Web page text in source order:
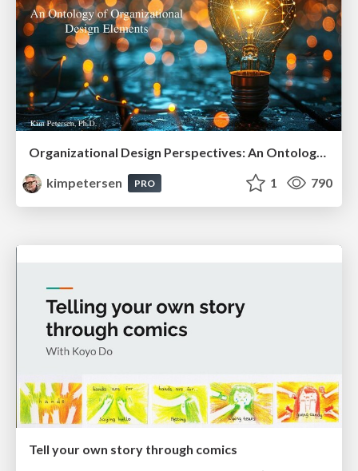
kimpetersen
PRO 1 790
Tell your own story through comics